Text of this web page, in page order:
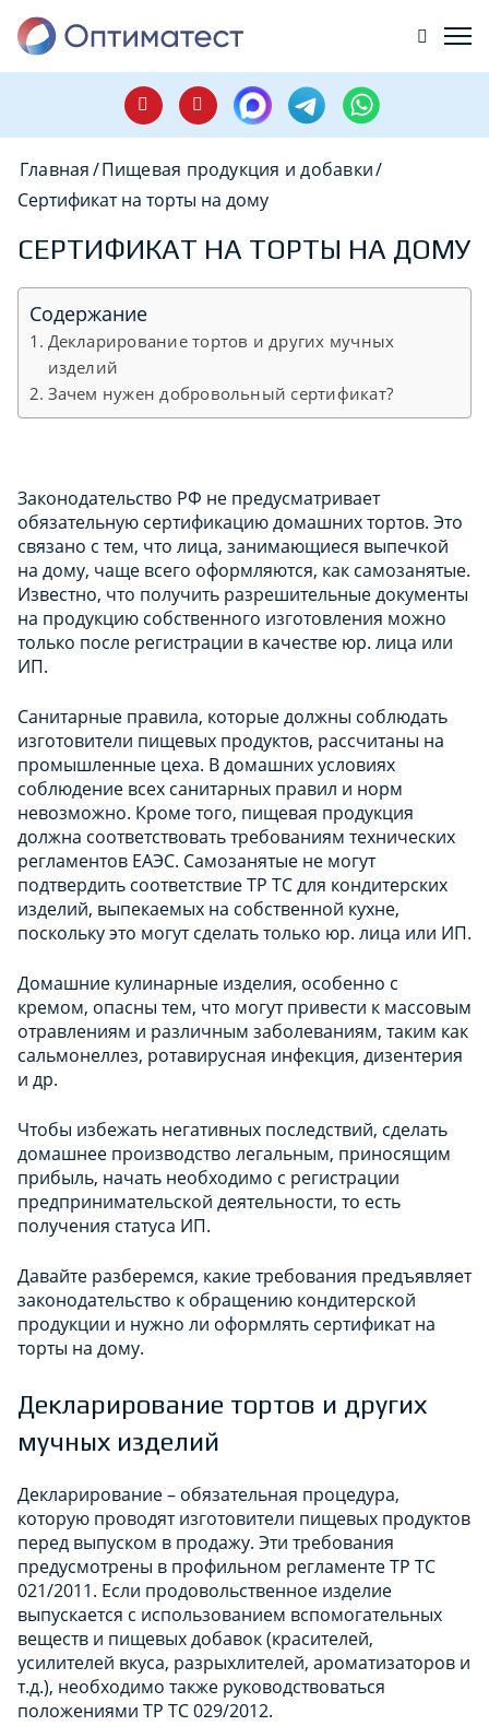
Главная/Пищевая продукция и добавки/
Сертификат на торты на дому
СЕРТИФИКАТ НА ТОРТЫ НА ДОМУ
Содержание
Декларирование тортов и других мучных
изделий
Зачем нужен добровольный сертификат?
Законодательство РФ не предусматривает
обязательную сертификацию домашних тортов. Это
связано с тем, что лица, занимающиеся выпечкой
на дому, чаще всего оформляются, как самозанятые.
Известно, что получить разрешительные документы
на продукцию собственного изготовления можно
только после регистрации в качестве юр. лица или
ИП.
Санитарные правила, которые должны соблюдать
изготовители пищевых продуктов, рассчитаны на
промышленные цеха. В домашних условиях
соблюдение всех санитарных правил и норм
невозможно. Кроме того, пищевая продукция
должна соответствовать требованиям технических
регламентов ЕАЭС. Самозанятые не могут
подтвердить соответствие ТР ТС для кондитерских
изделий, выпекаемых на собственной кухне,
поскольку это могут сделать только юр. лица или ИП.
Домашние кулинарные изделия, особенно с
кремом, опасны тем, что могут привести к массовым
отравлениям и различным заболеваниям, таким как
сальмонеллез, ротавирусная инфекция, дизентерия
и др.
Чтобы избежать негативных последствий, сделать
домашнее производство легальным, приносящим
прибыль, начать необходимо с регистрации
предпринимательской деятельности, то есть
получения статуса ИП.
Давайте разберемся, какие требования предъявляет
законодательство к обращению кондитерской
продукции и нужно ли оформлять сертификат на
торты на дому.
Декларирование тортов и других
мучных изделий
Декларирование – обязательная процедура,
которую проводят изготовители пищевых продуктов
перед выпуском в продажу. Эти требования
предусмотрены в профильном регламенте ТР ТС
021/2011. Если продовольственное изделие
выпускается с использованием вспомогательных
веществ и пищевых добавок (красителей,
усилителей вкуса, разрыхлителей, ароматизаторов и
т.д.), необходимо также руководствоваться
положениями ТР ТС 029/2012.